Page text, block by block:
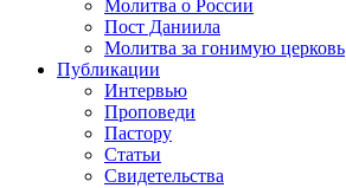
Молитва о России
Пост Даниила
Молитва за гонимую церковь
Публикации
Интервью
Проповеди
Пастору
Статьи
Свидетельства